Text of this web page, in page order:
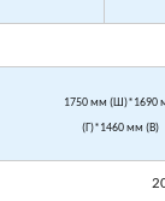
1750 мм (Ш)*1690
(Г)*1460 мм (В)